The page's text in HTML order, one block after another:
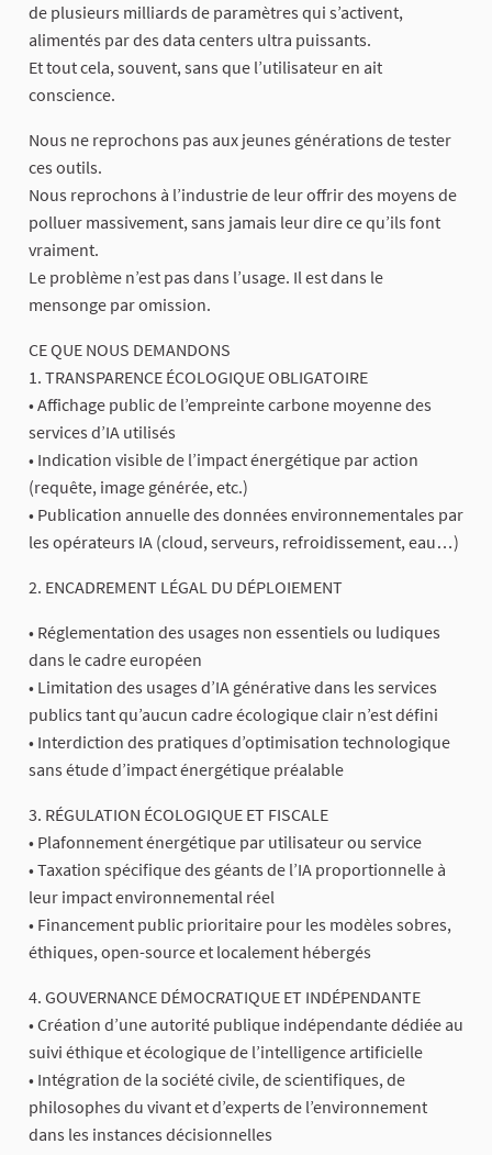
de plusieurs milliards de paramètres qui s’activent,
alimentés par des data centers ultra puissants.
Et tout cela, souvent, sans que l’utilisateur en ait
conscience.
Nous ne reprochons pas aux jeunes générations de tester
ces outils.
Nous reprochons à l’industrie de leur offrir des moyens de
polluer massivement, sans jamais leur dire ce qu’ils font
vraiment.
Le problème n’est pas dans l’usage. Il est dans le
mensonge par omission.
CE QUE NOUS DEMANDONS
1. TRANSPARENCE ÉCOLOGIQUE OBLIGATOIRE
• Affichage public de l’empreinte carbone moyenne des
services d’IA utilisés
• Indication visible de l’impact énergétique par action
(requête, image générée, etc.)
• Publication annuelle des données environnementales par
les opérateurs IA (cloud, serveurs, refroidissement, eau…)
2. ENCADREMENT LÉGAL DU DÉPLOIEMENT
• Réglementation des usages non essentiels ou ludiques
dans le cadre européen
• Limitation des usages d’IA générative dans les services
publics tant qu’aucun cadre écologique clair n’est défini
• Interdiction des pratiques d’optimisation technologique
sans étude d’impact énergétique préalable
3. RÉGULATION ÉCOLOGIQUE ET FISCALE
• Plafonnement énergétique par utilisateur ou service
• Taxation spécifique des géants de l’IA proportionnelle à
leur impact environnemental réel
• Financement public prioritaire pour les modèles sobres,
éthiques, open-source et localement hébergés
4. GOUVERNANCE DÉMOCRATIQUE ET INDÉPENDANTE
• Création d’une autorité publique indépendante dédiée au
suivi éthique et écologique de l’intelligence artificielle
• Intégration de la société civile, de scientifiques, de
philosophes du vivant et d’experts de l’environnement
dans les instances décisionnelles